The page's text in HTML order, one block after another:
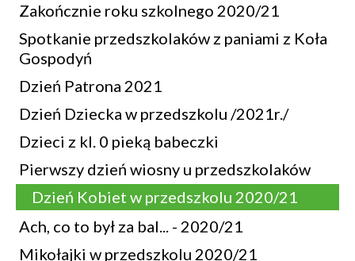
Zakończnie roku szkolnego 2020/21
Spotkanie przedszkolaków z paniami z Koła
Gospodyń
Dzień Patrona 2021
Dzień Dziecka w przedszkolu /2021r./
Dzieci z kl. 0 pieką babeczki
Pierwszy dzień wiosny u przedszkolaków
Dzień Kobiet w przedszkolu 2020/21
Ach, co to był za bal... - 2020/21
Mikołajki w przedszkolu 2020/21